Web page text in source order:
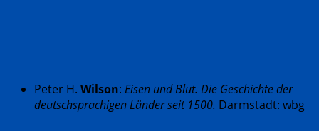
Peter H. Wilson: Eisen und Blut. Die Geschichte der
deutschsprachigen Länder seit 1500. Darmstadt: wbg